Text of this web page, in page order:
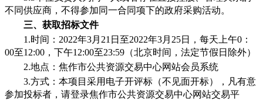
不同供应商，不得参加同一合同项下的政府采购活动。
三、 获取招标文件
1.时间： 2022年3月 21 日至2022年3月 25日，每天上午0：
00至12:00，下午12:00至23:59（北京时间，法定节假日除外）
2.地点：焦作市公共资源交易中心网站会员系统
3.方式： 本项目采用电子开评标（不见面开标），凡有意
参加投标者，请登录焦作市公共资源交易中心网站交易平